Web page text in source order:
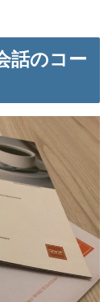
話のコー